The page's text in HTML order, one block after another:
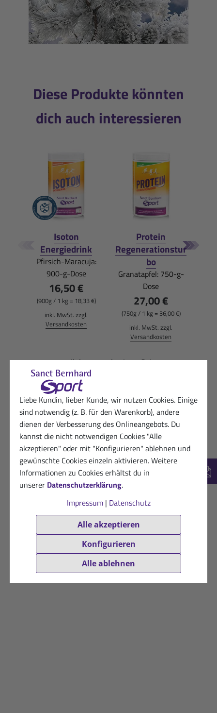
Liebe Kundin, lieber Kunde, wir nutzen Cookies. Einige
sind notwendig (z. B. für den Warenkorb), andere
dienen der Verbesserung des Onlineangebots. Du
kannst die nicht notwendigen Cookies "Alle
akzeptieren" oder mit "Konfigurieren" ablehnen und
gewünschte Cookies einzeln aktivieren. Weitere
Informationen zu Cookies erhältst du in
unserer Datenschutzerklärung.
Impressum| Datenschutz
Alle akzeptieren
Konfigurieren
Alle ablehnen
Diese Produkte könnten
dich auch interessieren
Isoton
Energiedrink
Pfirsich-Maracuja:
900-g-Dose
16,50 €
(900g / 1 kg = 18,33 €)
inkl. MwSt. zzgl.
Versandkosten
Protein
Regenerationstur
bo
Granatapfel: 750-g-
Dose
27,00 €
(750g / 1 kg = 36,00 €)
inkl. MwSt. zzgl.
Versandkosten
zurück zur vorherigen Seite